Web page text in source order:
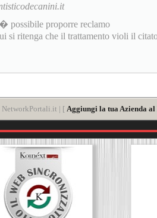
possibile proporre reclamo
si ritenga che il trattamento violi il
NetworkPortali.it | [ Aggiungi la tua Azienda